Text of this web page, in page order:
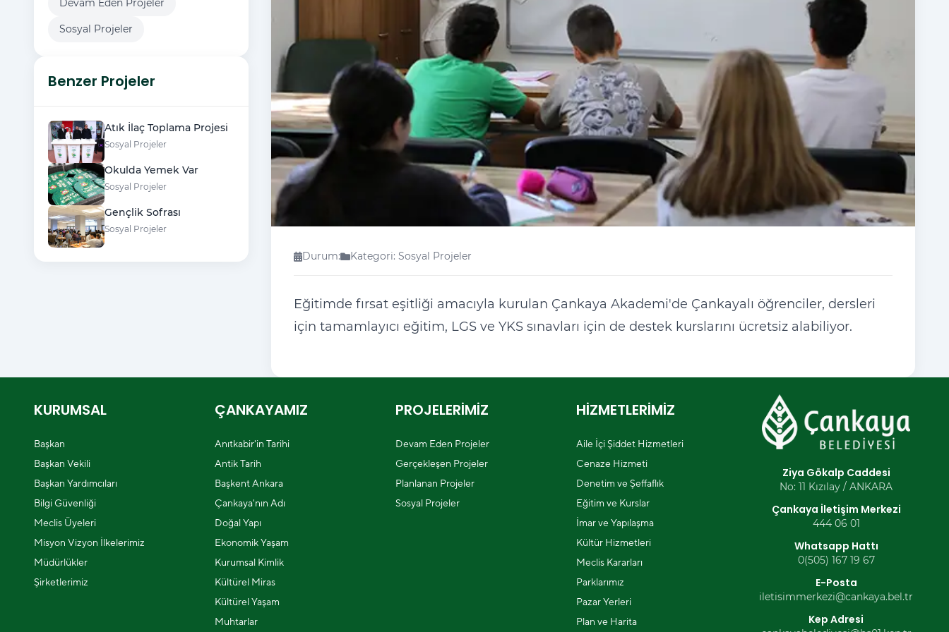
Devam Eden Projeler
Sosyal Projeler
Benzer Projeler
Atık İlaç Toplama Projesi
Sosyal Projeler
Okulda Yemek Var
Sosyal Projeler
Gençlik Sofrası
Sosyal Projeler
Durum: Kategori: Sosyal Projeler
Eğitimde fırsat eşitliği amacıyla kurulan Çankaya Akademi'de Çankayalı öğrenciler, dersleri
için tamamlayıcı eğitim, LGS ve YKS sınavları için de destek kurslarını ücretsiz alabiliyor.
KURUMSAL
Başkan
Başkan Vekili
Başkan Yardımcıları
Bilgi Güvenliği
Meclis Üyeleri
Misyon Vizyon İlkelerimiz
Müdürlükler
Şirketlerimiz
ÇANKAYAMIZ
Anıtkabir'in Tarihi
Antik Tarih
Başkent Ankara
Çankaya'nın Adı
Doğal Yapı
Ekonomik Yaşam
Kurumsal Kimlik
Kültürel Miras
Kültürel Yaşam
Muhtarlar
PROJELERİMİZ
Devam Eden Projeler
Gerçekleşen Projeler
Planlanan Projeler
Sosyal Projeler
HİZMETLERİMİZ
Aile İçi Şiddet Hizmetleri
Cenaze Hizmeti
Denetim ve Şeffaflık
Eğitim ve Kurslar
İmar ve Yapılaşma
Kültür Hizmetleri
Meclis Kararları
Parklarımız
Pazar Yerleri
Plan ve Harita
Ziya Gökalp Caddesi
No: 11 Kızılay / ANKARA
Çankaya İletişim Merkezi
444 06 01
Whatsapp Hattı
0(505) 167 19 67
E-Posta
iletisimmerkezi@cankaya.bel.tr
Kep Adresi